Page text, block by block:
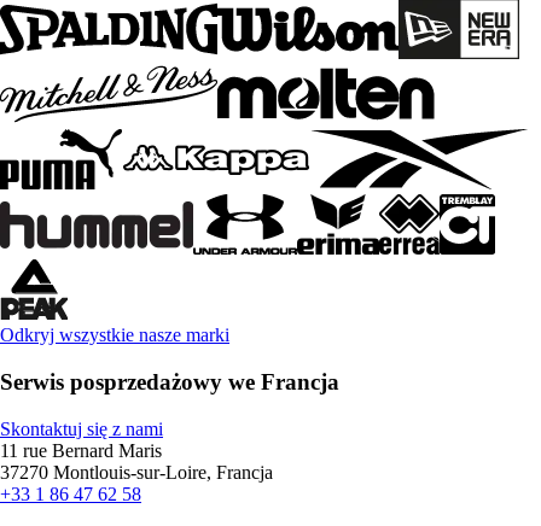
Odkryj wszystkie nasze marki
Serwis posprzedażowy we Francja
Skontaktuj się z nami
11 rue Bernard Maris
37270 Montlouis-sur-Loire, Francja
+33 1 86 47 62 58